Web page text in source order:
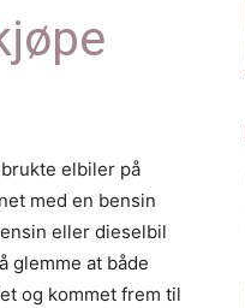
elbiler på
med en bensin
eller dieselbil
glemme at både
og kommet frem til